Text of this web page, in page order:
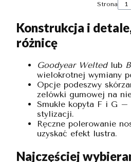
Strona
Konstrukcja i
różnicę
Goodyear Weltedlub
wielokrotnej wymiany
Opcje podeszwy
zelówki gumowej na
Smukłe kopyta F i G
stylizacji.
Ręczne polerowanie
uzyskać efekt lustra.
Najczęściej